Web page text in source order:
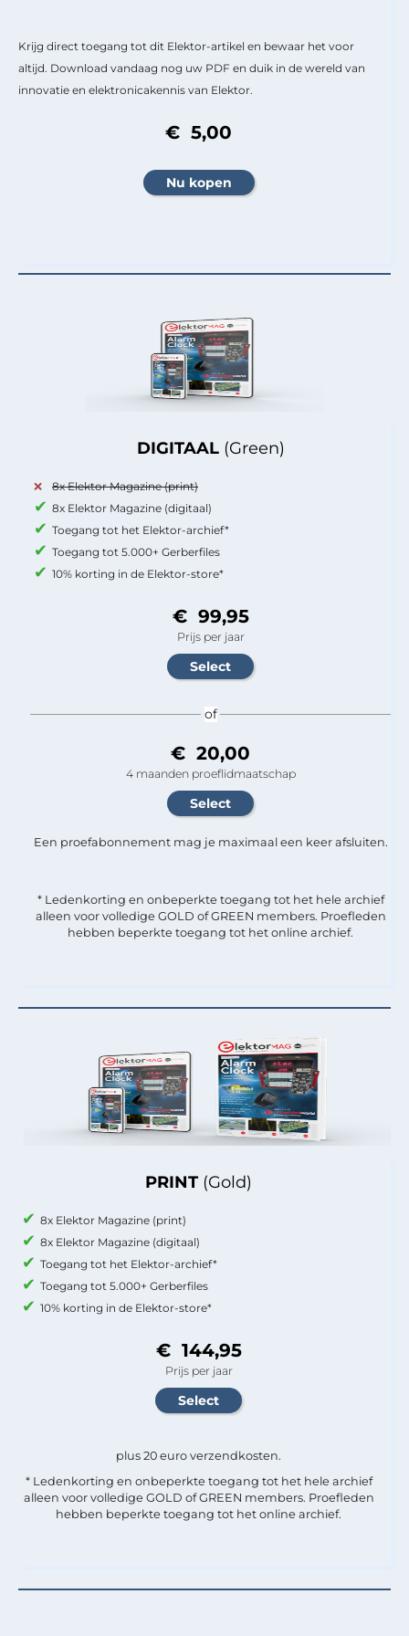
PRINT (Gold)
8x Elektor Magazine (print)
8x Elektor Magazine (digitaal)
Toegang tot het Elektor-archief*
Toegang tot 5.000+ Gerberfiles
10% korting in de Elektor-store*
€ 144,95
Prijs per jaar
plus 20 euro verzendkosten.
* Ledenkorting en onbeperkte toegang tot het hele archief
alleen voor volledige GOLD of GREEN members. Proefleden
hebben beperkte toegang tot het online archief.
DIGITAAL (Green)
8x Elektor Magazine (print)
8x Elektor Magazine (digitaal)
Toegang tot het Elektor-archief*
Toegang tot 5.000+ Gerberfiles
10% korting in de Elektor-store*
€ 99,95
Prijs per jaar
of
€ 20,00
4 maanden proeflidmaatschap
Een proefabonnement mag je maximaal een keer afsluiten.
* Ledenkorting en onbeperkte toegang tot het hele archief
alleen voor volledige GOLD of GREEN members. Proefleden
hebben beperkte toegang tot het online archief.
Krijg direct toegang tot dit Elektor-artikel en bewaar het voor
altijd. Download vandaag nog uw PDF en duik in de wereld van
innovatie en elektronicakennis van Elektor.
€ 5,00